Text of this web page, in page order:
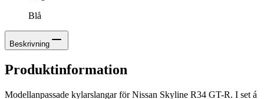
Blå
Beskrivning
Produktinformation
Modellanpassade kylarslangar för Nissan Skyline R34 GT-R. I set á